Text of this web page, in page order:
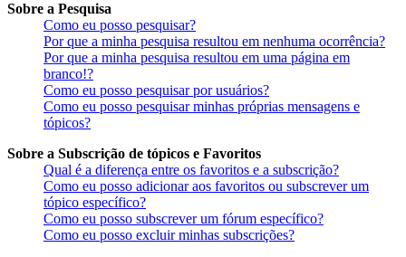
Sobre a Pesquisa
Como eu posso pesquisar?
Por que a minha pesquisa resultou em nenhuma ocorrência?
Por que a minha pesquisa resultou em uma página em
branco!?
Como eu posso pesquisar por usuários?
Como eu posso pesquisar minhas próprias mensagens e
tópicos?
Sobre a Subscrição de tópicos e Favoritos
Qual é a diferença entre os favoritos e a subscrição?
Como eu posso adicionar aos favoritos ou subscrever um
tópico específico?
Como eu posso subscrever um fórum específico?
Como eu posso excluir minhas subscrições?